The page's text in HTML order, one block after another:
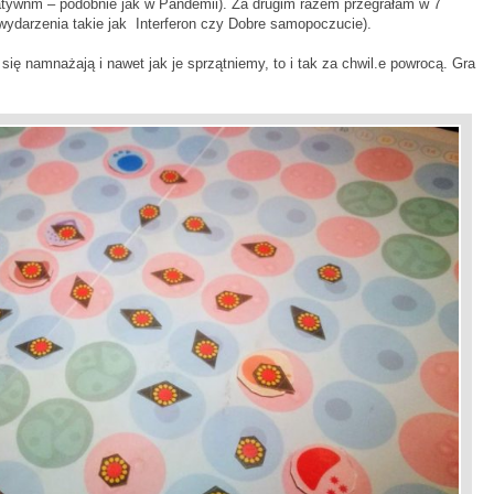
– podobnie jak w Pandemii). Za drugim razem przegrałam w 7
takie jak Interferon czy Dobre samopoczucie).
namnażają i nawet jak je sprzątniemy, to i tak za chwil.e powrocą. Gra